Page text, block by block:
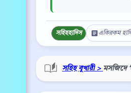
সহিহহাদিস একিরকম
সহিহ বুখারী > মসজিদে